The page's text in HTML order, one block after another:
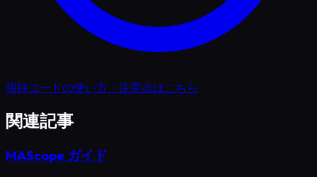
招待コードの使い方・注意点はこちら
関連記事
MAScope ガイド